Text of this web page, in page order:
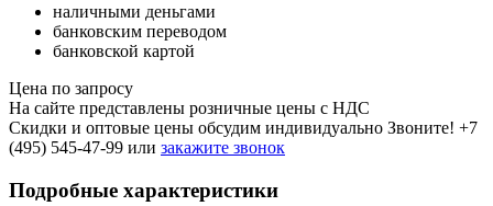
наличными деньгами
банковским переводом
банковской картой
Цена по запросу
На сайте представлены розничные цены с НДС
Скидки и оптовые цены обсудим индивидуально Звоните! +7
(495) 545-47-99 или закажите звонок
Подробные характеристики